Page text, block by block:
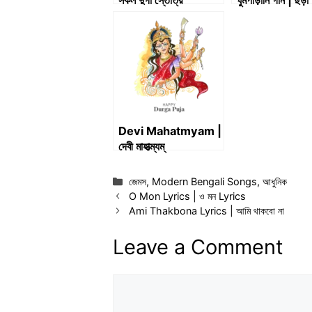
Devi Mahatmyam |
দেবী মাহাত্ম্যম্
Categories
জেমস, Modern Bengali Songs,আধুনিক
O Mon Lyrics | ও মন Lyrics
Ami Thakbona Lyrics | আমি থাকবো না
Leave a Comment